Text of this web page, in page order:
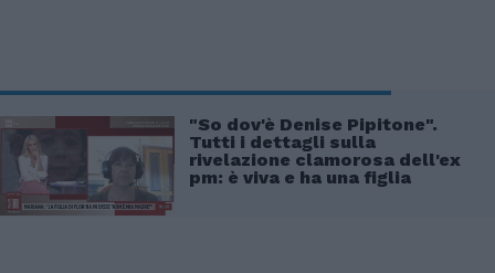
"So dov'è Denise Pipitone".
Tutti i dettagli sulla
rivelazione clamorosa dell'ex
pm: è viva e ha una figlia